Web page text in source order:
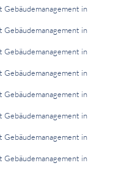
Gebäudemanagement in
Gebäudemanagement in
Gebäudemanagement in
Gebäudemanagement in
Gebäudemanagement in
Gebäudemanagement in
Gebäudemanagement in
Gebäudemanagement in